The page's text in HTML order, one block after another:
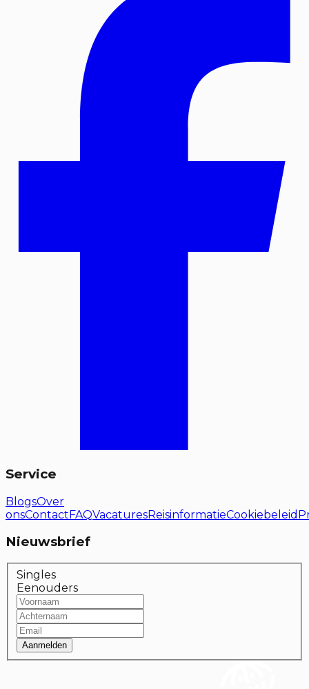
Service
BlogsOver
onsContactFAQVacaturesReisinformatieCookiebeleid
Nieuwsbrief
Singles
Eenouders
Aanmelden